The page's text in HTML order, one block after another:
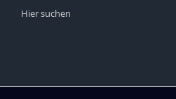
Hier suchen